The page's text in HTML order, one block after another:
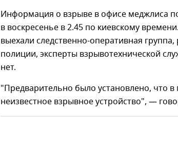
Информация о взрыве в офисе меджлиса
в воскресенье в 2.45 по киевскому
выехали следственно-оперативная
полиции, эксперты взрывотехнической
нет.
"Предварительно было установлено, что
неизвестное взрывное устройство", —